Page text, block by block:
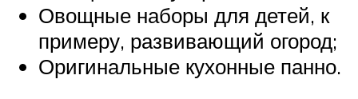
Овощные наборы для детей, к
примеру, развивающий огород;
Оригинальные кухонные панно.